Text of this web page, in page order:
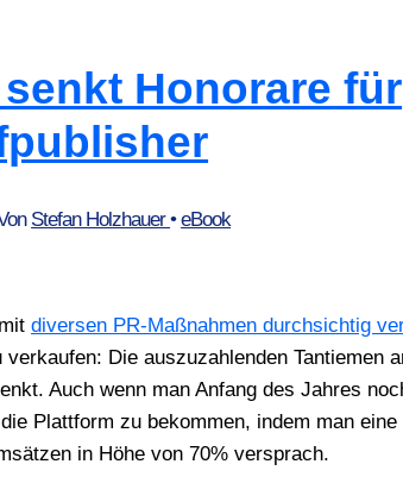
Honorare für
Stefan Holzhauer•eBook
diver­sen PR-Maß­nah­men durch­sich­tig
Die aus­zu­zah­len­den Tan­tie­men
Auch wenn man Anfang des Jah­res
Platt­form zu bekom­men, indem man eine
in Höhe von 70% ver­sprach.